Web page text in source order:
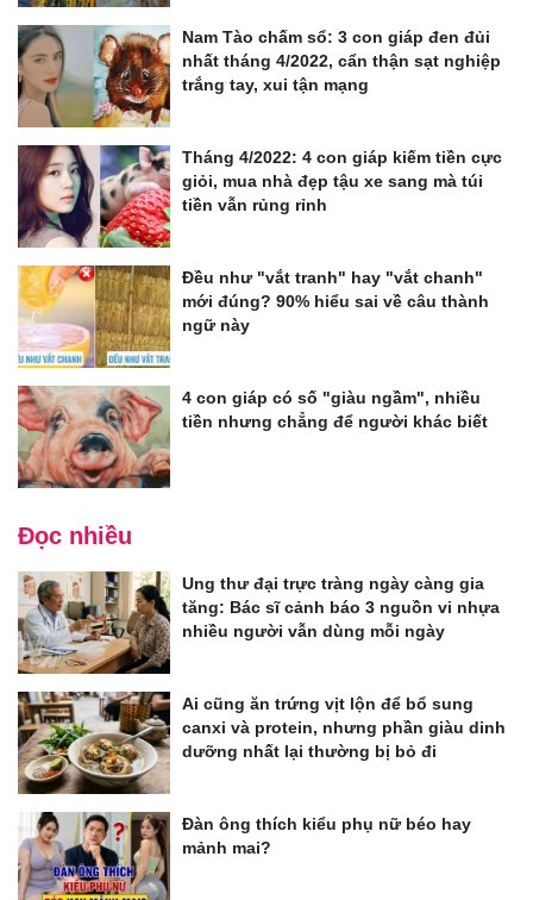
Nam Tào chấm sổ: 3 con giáp đen đủi
nhất tháng 4/2022, cẩn thận sạt nghiệp
trắng tay, xui tận mạng
Tháng 4/2022: 4 con giáp kiếm tiền cực
giỏi, mua nhà đẹp tậu xe sang mà túi
tiền vẫn rủng rỉnh
Đều như "vắt tranh" hay "vắt chanh"
mới đúng? 90% hiểu sai về câu thành
ngữ này
4 con giáp có số "giàu ngầm", nhiều
tiền nhưng chẳng để người khác biết
Đọc nhiều
Ung thư đại trực tràng ngày càng gia
tăng: Bác sĩ cảnh báo 3 nguồn vi nhựa
nhiều người vẫn dùng mỗi ngày
Ai cũng ăn trứng vịt lộn để bổ sung
canxi và protein, nhưng phần giàu dinh
dưỡng nhất lại thường bị bỏ đi
Đàn ông thích kiểu phụ nữ béo hay
mảnh mai?